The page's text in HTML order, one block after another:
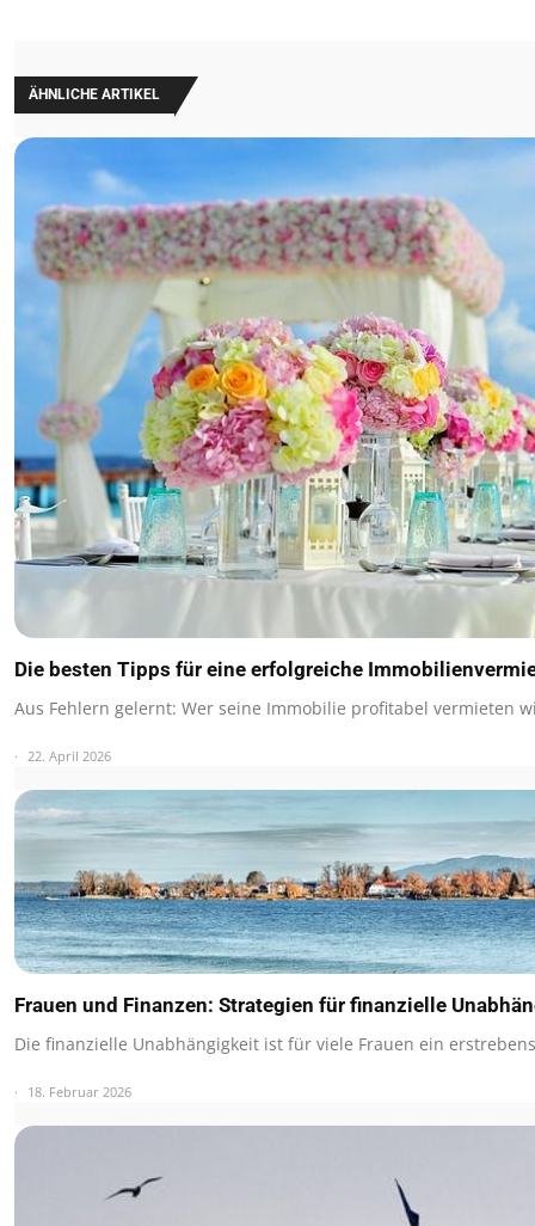
ÄHNLICHE ARTIKEL
Die besten Tipps für eine erfolgreiche
Aus Fehlern gelernt: Wer seine Immobilie profitabel vermieten
22. April 2026
Frauen und Finanzen: Strategien für finanzielle
Die finanzielle Unabhängigkeit ist für viele Frauen ein
18. Februar 2026